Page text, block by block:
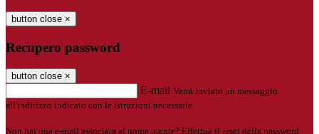
button close ×
Recupero password
button close ×
E-mail Verrà inviato un messaggio
all'indirizzo indicato con le istruzioni necessarie.
Non hai una e-mail associata al nome utente? Effettua il reset della password